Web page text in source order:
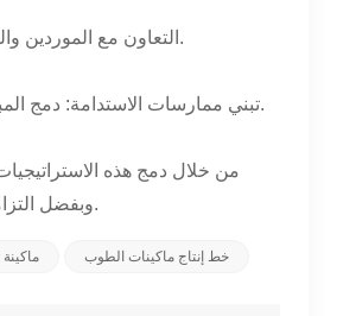
8. التعاون مع الموردين والشركاء: إقامة تحالفات استراتيجية مع الموردين وشركاء الصناعة للوصول إلى أحدث التقنيات والموارد.
9. تبني ممارسات الاستدامة: دمج المبادرات الصديقة للبيئة في عمليات الإنتاج للحد من التأثير البيئي وتعزيز المسؤولية الاجتماعية للشركات.
من خلال دمج هذه
وبفضل التزامهم الراسخ بالتميز وشغفهم بالابتكار، يمكن لهذه الصناعة أن تمهد الطريق لمستقبل لا حدود فيه للإنتاجية.
ماكينة خط إنتاج ماكينات الطوب